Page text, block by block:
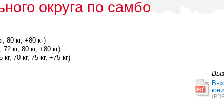
округа по самбо
80 кг, +80 кг)
72 кг, 80 кг, +80 кг)
70 кг, 75 кг, +75 кг)